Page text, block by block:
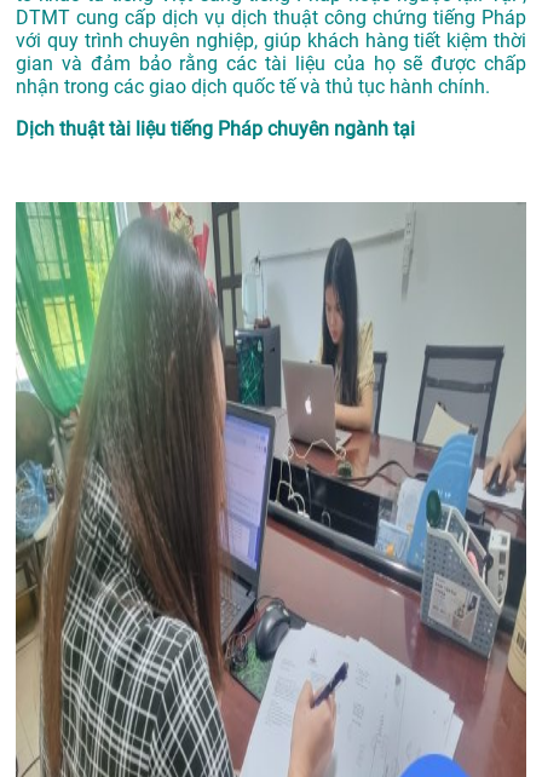
DTMT cung cấp dịch vụ dịch thuật công chứng tiếng Pháp
với quy trình chuyên nghiệp, giúp khách hàng tiết kiệm thời
gian và đảm bảo rằng các tài liệu của họ sẽ được chấp
nhận trong các giao dịch quốc tế và thủ tục hành chính.
Dịch thuật tài liệu tiếng Pháp chuyên ngành tại